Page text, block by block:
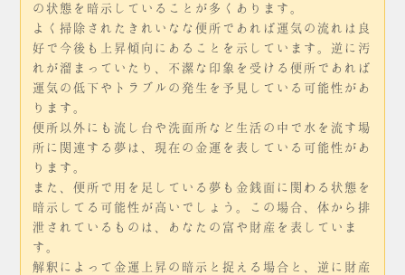
の状態を暗示していることが多くあります。
よく掃除されたきれいなな便所であれば運気の流れは良
好で今後も上昇傾向にあることを示しています。逆に汚
れが溜まっていたり、不潔な印象を受ける便所であれば
運気の低下やトラブルの発生を予見している可能性があ
ります。
便所以外にも流し台や洗面所など生活の中で水を流す場
所に関連する夢は、現在の金運を表している可能性があ
ります。
また、便所で用を足している夢も金銭面に関わる状態を
暗示してる可能性が高いでしょう。この場合、体から排
泄されているものは、あなたの富や財産を表していま
す。
解釈によって金運上昇の暗示と捉える場合と、逆に財産